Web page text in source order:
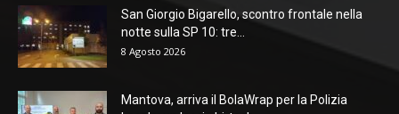
San Giorgio Bigarello, scontro frontale nella
notte sulla SP 10: tre...
8 Agosto 2026
Mantova, arriva il BolaWrap per la Polizia